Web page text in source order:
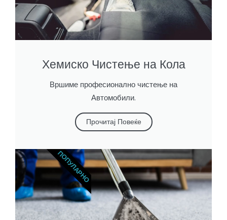
Хемиско Чистење на Кола
Вршиме професионално чистење на
Автомобили.
Прочитај Повеќе
ПОПУЛАРНО